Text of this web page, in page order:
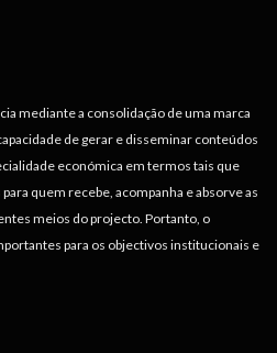
mediante a consolidação de uma marca
de gerar e disseminar conteúdos
económica em termos tais que
quem recebe, acompanha e absorve as
meios do projecto. Portanto, o
para os objectivos institucionais e